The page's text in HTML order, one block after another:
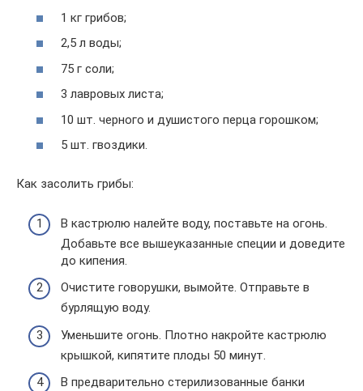
1 кг грибов;
2,5 л воды;
75 г соли;
3 лавровых листа;
10 шт. черного и душистого перца горошком;
5 шт. гвоздики.
Как засолить грибы:
В кастрюлю налейте воду, поставьте на огонь.
Добавьте все вышеуказанные специи и доведите
до кипения.
Очистите говорушки, вымойте. Отправьте в
бурлящую воду.
Уменьшите огонь. Плотно накройте кастрюлю
крышкой, кипятите плоды 50 минут.
В предварительно стерилизованные банки